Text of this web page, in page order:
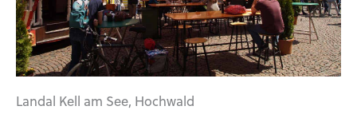
Landal Kell am See, Hochwald